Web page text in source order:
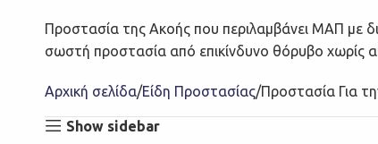
Προστασία της Ακοής που περιλαμβάνει ΜΑΠ με
σωστή προστασία από επικίνδυνο θόρυβο χωρίς
Αρχική σελίδα Είδη Προστασίας Προστασία Για
Show sidebar